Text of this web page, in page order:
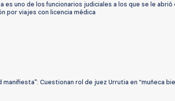
es uno de los funcionarios judiciales a los que se le abrió
por viajes con licencia médica
manifiesta": Cuestionan rol de juez Urrutia en “muñeca